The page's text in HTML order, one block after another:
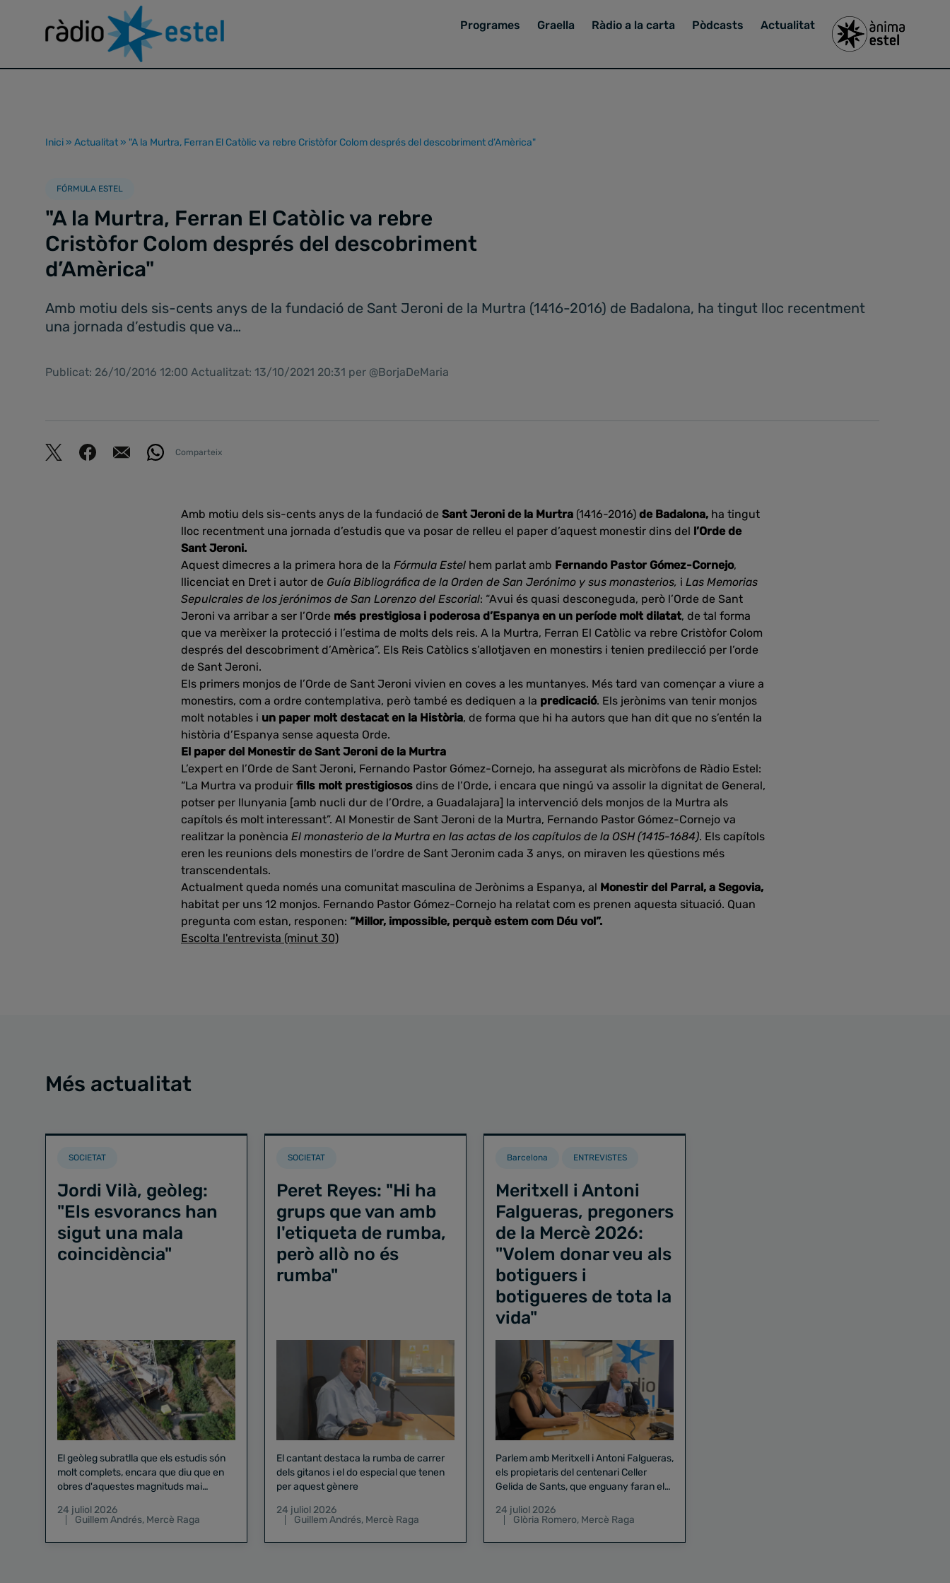
Programes Graella Ràdio a la carta Pòdcasts Actualitat
Inici » Actualitat » "A la Murtra, Ferran El Catòlic va rebre Cristòfor Colom després del descobriment d’Amèrica"
FÓRMULA ESTEL
"A la Murtra, Ferran El Catòlic va rebre
Cristòfor Colom després del descobriment
d’Amèrica"
Amb motiu dels sis-cents anys de la fundació de Sant Jeroni de la Murtra (1416-2016) de Badalona, ha tingut lloc recentment
una jornada d’estudis que va…
Publicat: 26/10/2016 12:00 Actualitzat: 13/10/2021 20:31 per @BorjaDeMaria
Comparteix
Amb motiu dels sis-cents anys de la fundació de Sant Jeroni de la Murtra (1416-2016) de Badalona, ha tingut
lloc recentment una jornada d’estudis que va posar de relleu el paper d’aquest monestir dins del l’Orde de
Sant Jeroni.
Aquest dimecres a la primera hora de la Fórmula Estel hem parlat amb Fernando Pastor Gómez-Cornejo,
llicenciat en Dret i autor de Guía Bibliográfica de la Orden de San Jerónimo y sus monasterios, i Las Memorias
Sepulcrales de los jerónimos de San Lorenzo del Escorial: “Avui és quasi desconeguda, però l’Orde de Sant
Jeroni va arribar a ser l’Orde més prestigiosa i poderosa d’Espanya en un període molt dilatat, de tal forma
que va merèixer la protecció i l’estima de molts dels reis. A la Murtra, Ferran El Catòlic va rebre Cristòfor Colom
després del descobriment d’Amèrica”. Els Reis Catòlics s’allotjaven en monestirs i tenien predilecció per l’orde
de Sant Jeroni.
Els primers monjos de l’Orde de Sant Jeroni vivien en coves a les muntanyes. Més tard van començar a viure a
monestirs, com a ordre contemplativa, però també es dediquen a la predicació. Els jerònims van tenir monjos
molt notables i un paper molt destacat en la Història, de forma que hi ha autors que han dit que no s’entén la
història d’Espanya sense aquesta Orde.
El paper del Monestir de Sant Jeroni de la Murtra
L’expert en l’Orde de Sant Jeroni, Fernando Pastor Gómez-Cornejo, ha assegurat als micròfons de Ràdio Estel:
“La Murtra va produir fills molt prestigiosos dins de l’Orde, i encara que ningú va assolir la dignitat de General,
potser per llunyania [amb nucli dur de l’Ordre, a Guadalajara] la intervenció dels monjos de la Murtra als
capítols és molt interessant”. Al Monestir de Sant Jeroni de la Murtra, Fernando Pastor Gómez-Cornejo va
realitzar la ponència El monasterio de la Murtra en las actas de los capítulos de la OSH (1415-1684). Els capítols
eren les reunions dels monestirs de l’ordre de Sant Jeronim cada 3 anys, on miraven les qüestions més
transcendentals.
Actualment queda només una comunitat masculina de Jerònims a Espanya, al Monestir del Parral, a Segovia,
habitat per uns 12 monjos. Fernando Pastor Gómez-Cornejo ha relatat com es prenen aquesta situació. Quan
pregunta com estan, responen: “Millor, impossible, perquè estem com Déu vol”.
Escolta l'entrevista (minut 30)
Més actualitat
SOCIETAT
Jordi Vilà, geòleg:
"Els esvorancs han
sigut una mala
coincidència"
El geòleg subratlla que els estudis són
molt complets, encara que diu que en
obres d'aquestes magnituds mai
24 juliol 2026
Guillem Andrés, Mercè Raga
SOCIETAT
Peret Reyes: "Hi ha
grups que van amb
l'etiqueta de rumba,
però allò no és
rumba"
El cantant destaca la rumba de carrer
dels gitanos i el do especial que tenen
per aquest gènere
24 juliol 2026
Guillem Andrés, Mercè Raga
Barcelona ENTREVISTES
Meritxell i Antoni
Falgueras, pregoners
de la Mercè 2026:
"Volem donar veu als
botiguers i
botigueres de tota la
vida"
Parlem amb Meritxell i Antoni Falgueras,
els propietaris del centenari Celler
Gelida de Sants, que enguany faran el
24 juliol 2026
Glòria Romero, Mercè Raga